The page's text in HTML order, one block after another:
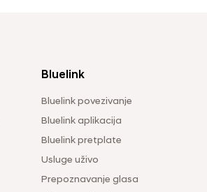
Bluelink
Bluelink povezivanje
Bluelink aplikacija
Bluelink pretplate
Usluge uživo
Prepoznavanje glasa